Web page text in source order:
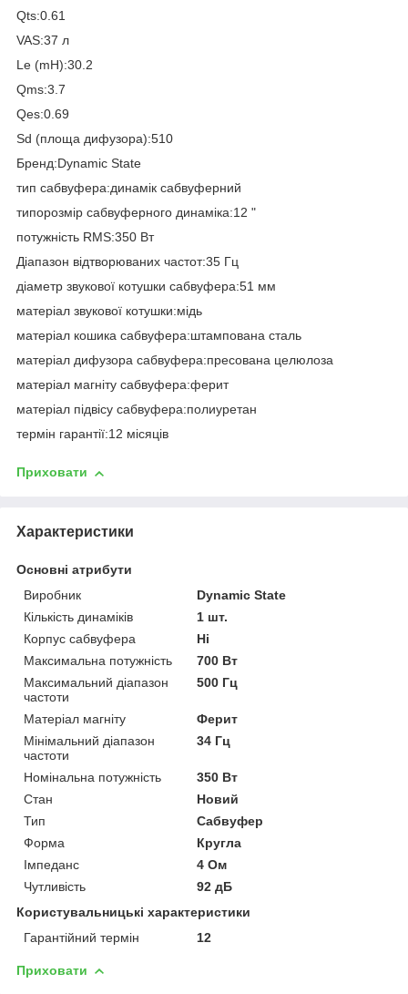
Qts:0.61
VAS:37 л
Le (mH):30.2
Qms:3.7
Qes:0.69
Sd (площа дифузора):510
Бренд:Dynamic State
тип сабвуфера:динамік сабвуферний
типорозмір сабвуферного динаміка:12 "
потужність RMS:350 Вт
Діапазон відтворюваних частот:35 Гц
діаметр звукової котушки сабвуфера:51 мм
матеріал звукової котушки:мідь
матеріал кошика сабвуфера:штампована сталь
матеріал дифузора сабвуфера:пресована целюлоза
матеріал магніту сабвуфера:ферит
матеріал підвісу сабвуфера:полиуретан
термін гарантії:12 місяців
Приховати
Характеристики
Основні атрибути
Виробник
Dynamic State
Кількість динаміків
1 шт.
Корпус сабвуфера
Ні
Максимальна потужність
700 Вт
Максимальний діапазон
частоти
500 Гц
Матеріал магніту
Ферит
Мінімальний діапазон
частоти
34 Гц
Номінальна потужність
350 Вт
Стан
Новий
Тип
Сабвуфер
Форма
Кругла
Імпеданс
4 Ом
Чутливість
92 дБ
Користувальницькі характеристики
Гарантійний термін
12
Приховати